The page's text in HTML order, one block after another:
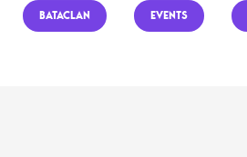
BATACLAN EVENTS